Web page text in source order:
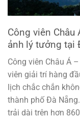
Công viên
ảnh lý tưởng tại
Công viên Châu Á
viên giải trí hàng
lịch chắc chắn
thành phố Đà
trải dài trên hơn